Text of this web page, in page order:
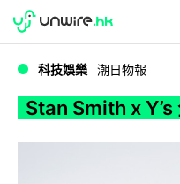
Stan Smith x
WWDC 2026
科技娛樂 潮日物報
Stan Smith x